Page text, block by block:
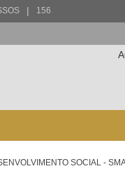
| 156
SOCIAL -